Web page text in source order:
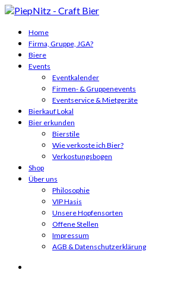
Home
Firma, Gruppe, JGA?
Biere
Events
Eventkalender
Firmen- & Gruppenevents
Eventservice & Mietgeräte
Bierkauf Lokal
Bier erkunden
Bierstile
Wie verkoste ich Bier?
Verkostungsbogen
Shop
Über uns
Philosophie
VIP Hasis
Unsere Hopfensorten
Offene Stellen
Impressum
AGB & Datenschutzerklärung